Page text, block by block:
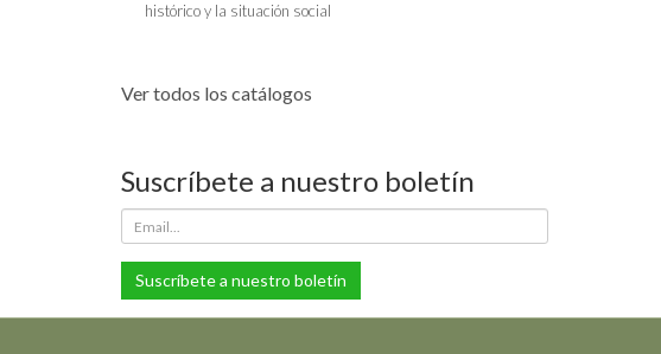
histórico y la situación social
Ver todos los catálogos
Suscríbete a nuestro boletín
Suscríbete a nuestro boletín